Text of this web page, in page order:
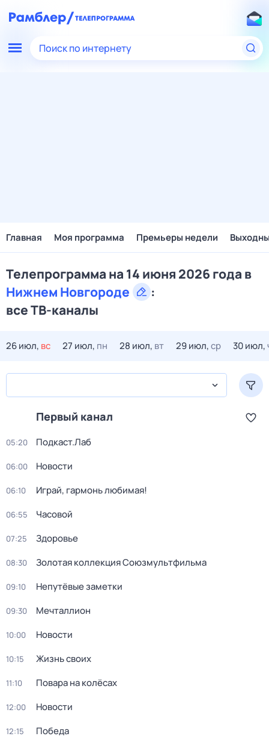
Поиск по интернету
Главная Моя программа Премьеры недели
Телепрограмма на 14 июня 2026 года в
Нижнем Новгороде
:
все ТВ-каналы
26 июл, вс 27 июл, пн 28 июл, вт 29 июл,ср 30 июл,
Первый канал
05:20 Подкаст.Лаб
06:00 Новости
06:10 Играй, гармонь любимая!
06:55 Часовой
07:25 Здоровье
08:30 Золотая коллекция Союзмультфильма
09:10 Непутёвые заметки
09:30 Мечталлион
10:00 Новости
10:15 Жизнь своих
11:10 Повара на колёсах
12:00 Новости
12:15 Победа